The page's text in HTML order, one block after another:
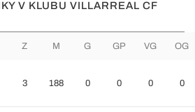
V KLUBU VILLARREAL CF
Z M G GP VG OG
3 188 0 0 0 0